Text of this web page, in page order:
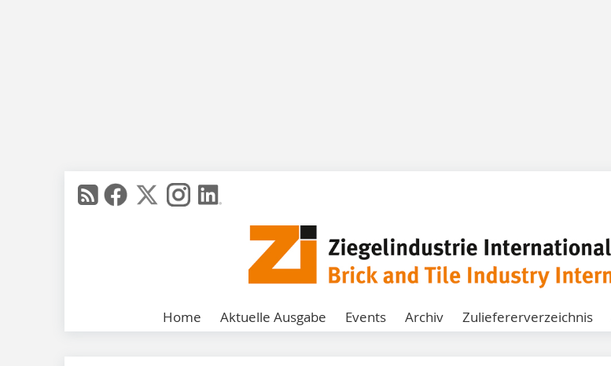
Home Aktuelle Ausgabe Events Archiv Zuliefererverzeichnis